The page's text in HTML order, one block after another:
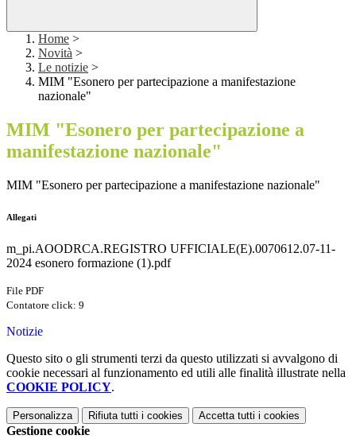
Home >
Novità >
Le notizie >
MIM "Esonero per partecipazione a manifestazione
nazionale"
MIM "Esonero per partecipazione a
manifestazione nazionale"
MIM "Esonero per partecipazione a manifestazione nazionale"
Allegati
m_pi.AOODRCA.REGISTRO UFFICIALE(E).0070612.07-11-
2024 esonero formazione (1).pdf
File PDF
Contatore click: 9
Notizie
Questo sito o gli strumenti terzi da questo utilizzati si avvalgono di
cookie necessari al funzionamento ed utili alle finalità illustrate nella
COOKIE POLICY.
Personalizza Rifiuta tutti i cookies Accetta tutti i cookies
Gestione cookie